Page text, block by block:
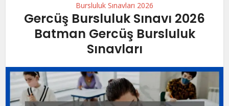
Bursluluk Sınavları 2026
Gercüş Bursluluk Sınavı 2026
Batman Gercüş Bursluluk
Sınavları